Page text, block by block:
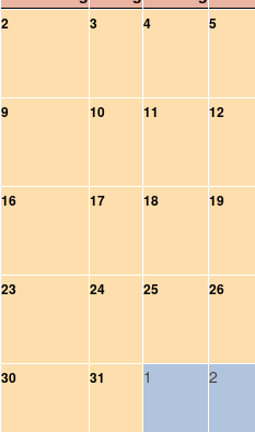
2 3 4 5
9 10 11 12
16 17 18 19
23 24 25 26
30 31 1 2